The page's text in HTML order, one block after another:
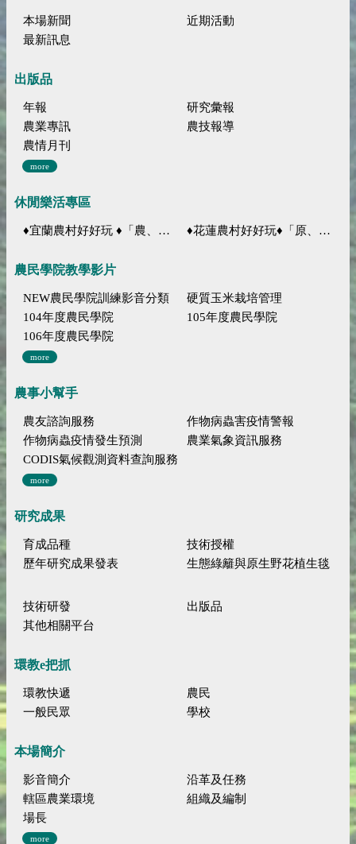
本場新聞
近期活動
最新訊息
出版品
年報
研究彙報
農業專訊
農技報導
農情月刊
more
休閒樂活專區
♦宜蘭農村好好玩 ♦「農、藝、山、水」四條遊程推薦 ♦花蓮農村好好玩♦「原、生、慢、活」四條遊程推薦
農民學院教學影片
NEW農民學院訓練影音分類
硬質玉米栽培管理
104年度農民學院
105年度農民學院
106年度農民學院
more
農事小幫手
農友諮詢服務
作物病蟲害疫情警報
作物病蟲疫情發生預測
農業氣象資訊服務
CODIS氣候觀測資料查詢服務
more
研究成果
育成品種
技術授權
歷年研究成果發表
生態綠籬與原生野花植生毯
技術研發
出版品
其他相關平台
環教e把抓
環教快遞
農民
一般民眾
學校
本場簡介
影音簡介
沿革及任務
轄區農業環境
組織及編制
場長
more